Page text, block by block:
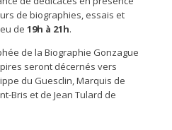
de biographies, essais et
de 19h à 21h.
de la Biographie Gonzague
seront décernés vers
du Guesclin, Marquis de
Bris et de Jean Tulard de